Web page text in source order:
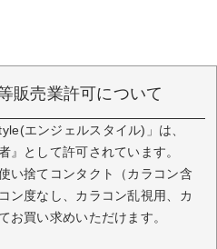
販売業許可について
エンジェルスタイル)」は、
』として許可されています。
い捨てコンタクト（カラコン含
ン度なし、カラコン乱視用、カ
お買い求めいただけます。